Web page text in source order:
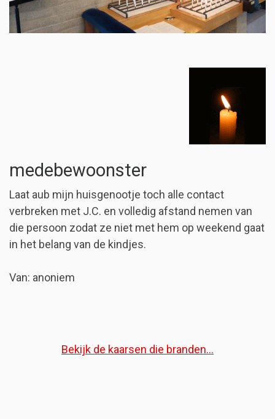
medebewoonster
Laat aub mijn huisgenootje toch alle contact
verbreken met J.C. en volledig afstand nemen van
die persoon zodat ze niet met hem op weekend gaat
in het belang van de kindjes.
Van: anoniem
Bekijk de kaarsen die branden...